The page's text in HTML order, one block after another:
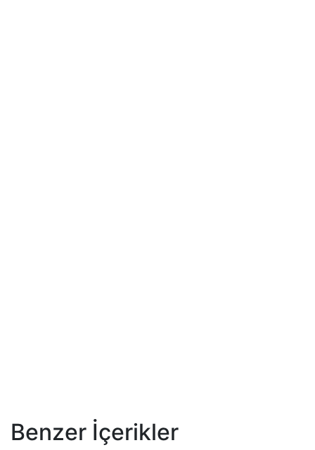
Benzer İçerikler